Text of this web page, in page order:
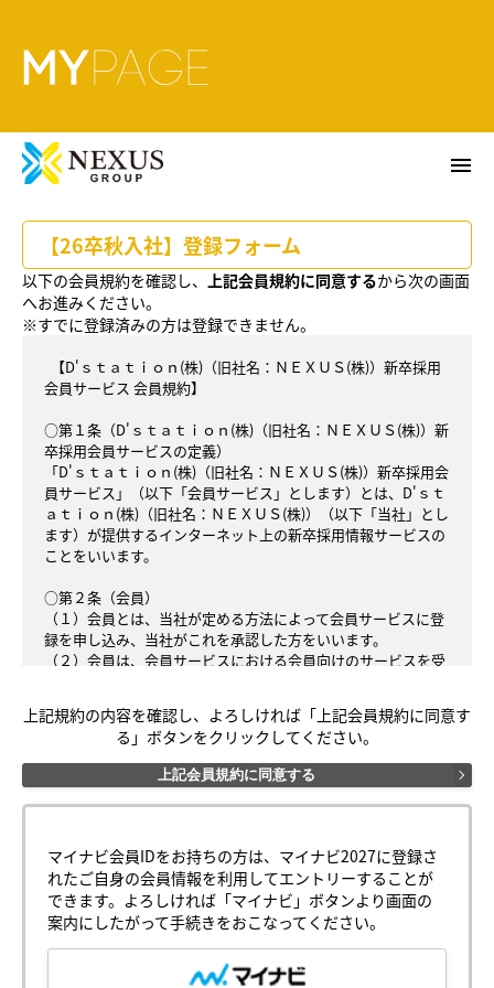
menu
【26卒秋入社】登録フォーム
以下の会員規約を確認し、 上記会員規約に同意するから次の画面
へお進みください。
※すでに登録済みの方は登録できません。
会員サービス 会員規約】
○第１条（D'ｓｔａｔｉｏｎ(株)（旧社名：ＮＥＸＵＳ(株)）新
卒採用会員サービスの定義）
「D'ｓｔａｔｉｏｎ(株)（旧社名：ＮＥＸＵＳ(株)）新卒採用会
員サービス」（以下「会員サービス」とします）とは、D'ｓｔ
ａｔｉｏｎ(株)（旧社名：ＮＥＸＵＳ(株)）（以下「当社」とし
ます）が提供するインターネット上の新卒採用情報サービスの
ことをいいます。
○第２条（会員）
（１）会員とは、当社が定める方法によって会員サービスに登
録を申し込み、当社がこれを承認した方をいいます。
（２）会員は、会員サービスにおける会員向けのサービスを受
ん。会員が会員サービスを利用したときは、この会員規約を承
認したものとみなします。
○第３条（会員ＩＤ番号とパスワード）
（１）会員は、会員ＩＤ番号を付与され、パスワードを登録す
場合は、会員ＩＤ番号を付与されないことがあります。
（２）会員は、会員ＩＤ番号およびパスワードを第三者に譲渡
または貸与してはなりません。
（３）会員の会員ＩＤ番号およびパスワードの管理および使用
は会員の責任とし、これらの使用上の過誤または第三者による
不正使用等については、当社は一切の責任を負わないものとし
上記規約の内容を確認し、よろしければ「上記会員規約に同意す
る」ボタンをクリックしてください。
上記会員規約に同意する
マイナビ会員IDをお持ちの方は、マイナビ2027に登録さ
れたご自身の会員情報を利用してエントリーすることが
できます。よろしければ「マイナビ」ボタンより画面の
案内にしたがって手続きをおこなってください。